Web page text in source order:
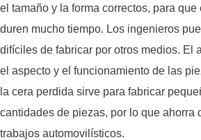
el tamaño y la forma correctos, para
duren mucho tiempo. Los ingenieros
difíciles de fabricar por otros medios. El
el aspecto y el funcionamiento de las
la cera perdida sirve para fabricar
cantidades de piezas, por lo que ahorra
trabajos automovilísticos.